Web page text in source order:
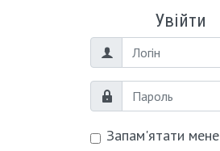
Увійти
Логін
Пароль
Запам'ятати мене